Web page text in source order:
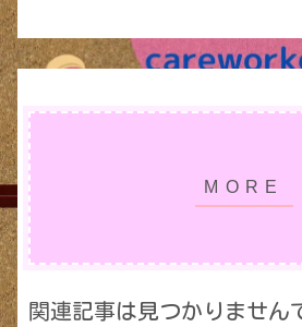
関連記事は見つかりません